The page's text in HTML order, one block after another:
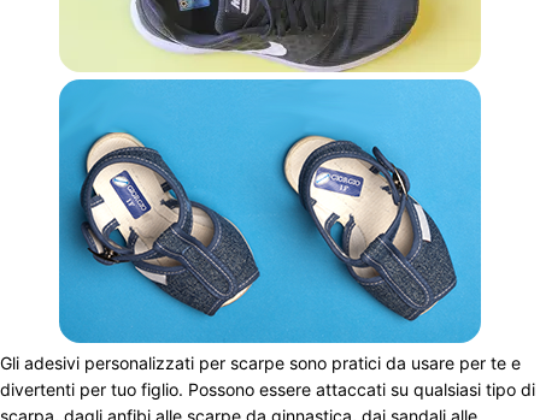
Gli adesivi personalizzati per scarpe sono pratici da usare per te e
divertenti per tuo figlio. Possono essere attaccati su qualsiasi tipo di
scarpa, dagli anfibi alle scarpe da ginnastica, dai sandali alle